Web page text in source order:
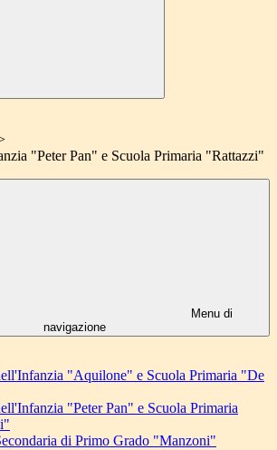
"Peter Pan" e Scuola Primaria "Rattazzi"
Menu di
navigazione
"Aquilone" e Scuola Primaria "De
"Peter Pan" e Scuola Primaria
di Primo Grado "Manzoni"